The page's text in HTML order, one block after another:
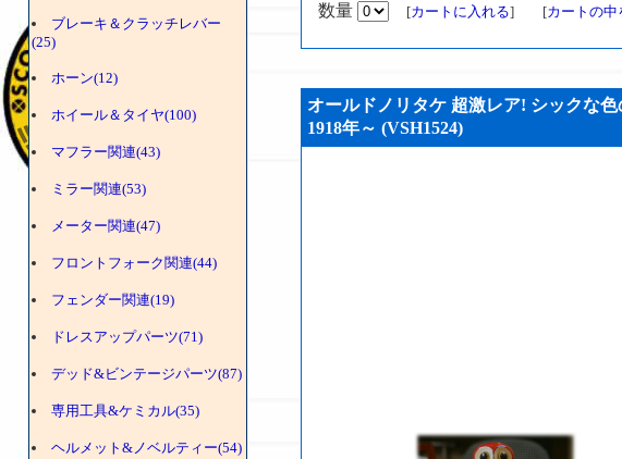
ブレーキ＆クラッチレバー
(25)
ホーン(12)
ホイール＆タイヤ(100)
マフラー関連(43)
ミラー関連(53)
メーター関連(47)
フロントフォーク関連(44)
フェンダー関連(19)
ドレスアップパーツ(71)
デッド&ビンテージパーツ(87)
専用工具&ケミカル(35)
ヘルメット&ノベルティー(54)
数量 [カートに入れる] [カートの中
オールドノリタケ 超激レア! シックな
1918年～ (VSH1524)